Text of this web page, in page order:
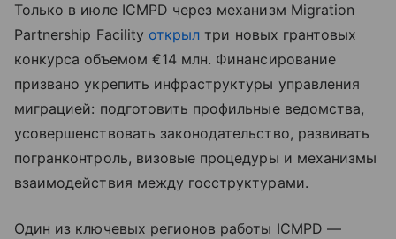
Только в июле ICMPD через механизм Migration
Partnership Facility открыл три новых грантовых
конкурса объемом €14 млн. Финансирование
призвано укрепить инфраструктуры управления
миграцией: подготовить профильные ведомства,
усовершенствовать законодательство, развивать
погранконтроль, визовые процедуры и механизмы
взаимодействия между госструктурами.
Один из ключевых регионов работы ICMPD —